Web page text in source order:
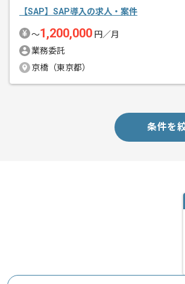
経験豊富なメン
【SAP】SAP導入の求人・案件
〜1,200,000 円／月
業務委託
京橋（東京都）
条件を